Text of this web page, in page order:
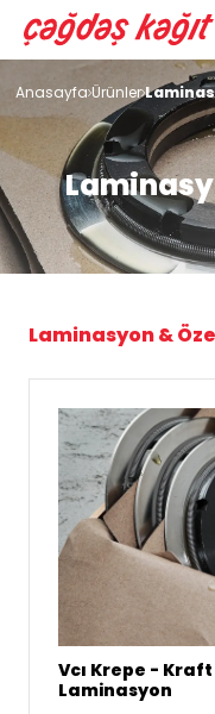
AnasayfaÜrünler
Laminasyon &
Vcı Krepe - Kraft
Laminasyon